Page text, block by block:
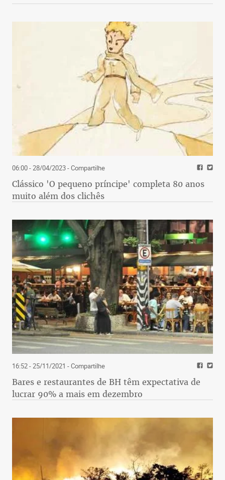
06:00 - 28/04/2023- Compartilhe
Clássico 'O pequeno príncipe' completa 80 anos
muito além dos clichês
16:52 - 25/11/2021 - Compartilhe
Bares e restaurantes de BH têm expectativa de
lucrar 90% a mais em dezembro